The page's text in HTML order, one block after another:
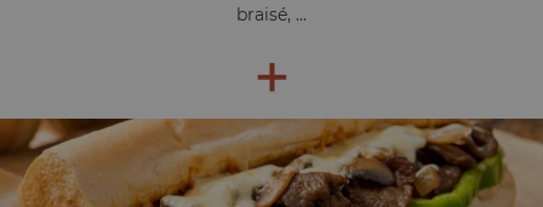
braisé, ...
+